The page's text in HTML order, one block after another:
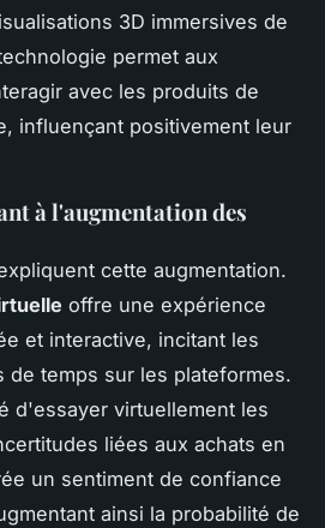
3D immersives de
permet aux
avec les produits de
influençant positivement leur
à l'augmentation des
cette augmentation.
offre une expérience
et interactive, incitant les
de temps sur les plateformes.
d'essayer virtuellement les
liées aux achats en
un sentiment de confiance
ainsi la probabilité de